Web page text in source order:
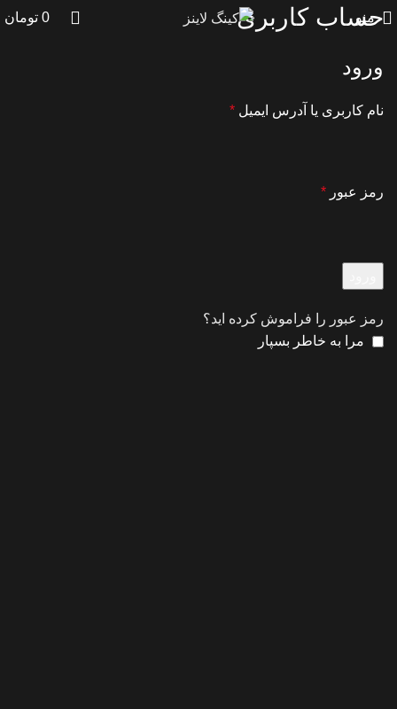
منو 0 تومان حساب کاربری
ورود
نام کاربری یا آدرس ایمیل *
رمز عبور *
رمز عبور را فراموش کرده اید؟
مرا به خاطر بسپار